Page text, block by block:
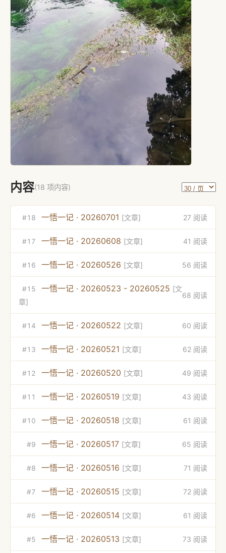
内容(18 项内容)
#18 一悟一记 · 20260701 [文章] 27 阅读
#17 一悟一记 · 20260608 [文章] 41 阅读
#16 一悟一记 · 20260526 [文章] 56 阅读
#15 一悟一记 · 20260523 - 20260525 [文
章]
68 阅读
#14 一悟一记 · 20260522 [文章] 60 阅读
#13 一悟一记 · 20260521 [文章] 62 阅读
#12 一悟一记 · 20260520 [文章] 49 阅读
#11 一悟一记 · 20260519 [文章] 43 阅读
#10 一悟一记 · 20260518 [文章] 61 阅读
#9 一悟一记 · 20260517 [文章] 65 阅读
#8 一悟一记 · 20260516 [文章] 71 阅读
#7 一悟一记 · 20260515 [文章] 72 阅读
#6 一悟一记 · 20260514 [文章] 61 阅读
#5 一悟一记 · 20260513 [文章] 73 阅读